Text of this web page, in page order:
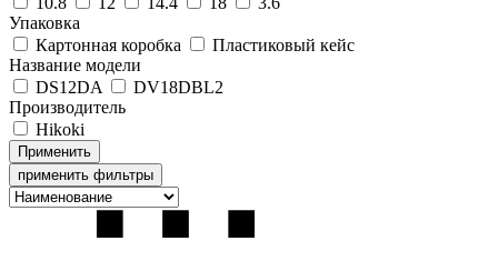
Упаковка
Картонная коробка
Пластиковый кейс
Название модели
DS12DA
DV18DBL2
Производитель
Hikoki
применить фильтры